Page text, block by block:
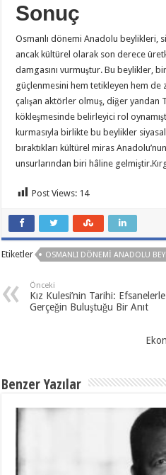
Sonuç
Osmanlı dönemi Anadolu beylikleri,
ancak kültürel olarak son derece
damgasını vurmuştur. Bu beylikler, bir
güçlenmesini hem tetikleyen hem de
çalışan aktörler olmuş, diğer yandan
kökleşmesinde belirleyici rol
kurmasıyla birlikte bu beylikler
bıraktıkları kültürel miras
unsurlarından biri hâline gelmiştir.
Post Views: 14
Etiketler OSMANLI DÖNEMI ANADOLU
Önceki
Kız Kulesi’nin Tarihi: Efsanelerle
Gerçeğin Buluştuğu Bir Anıt
Benzer Yazılar